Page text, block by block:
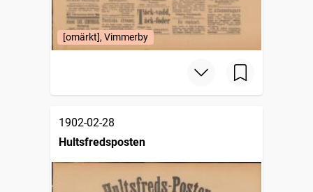
[omärkt], Vimmerby
1902-02-28
Hultsfredsposten